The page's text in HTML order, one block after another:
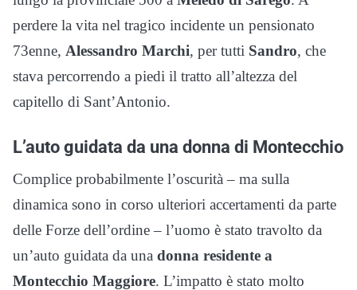
perdere la vita nel tragico incidente un pensionato
73enne, Alessandro Marchi, per tutti Sandro, che
stava percorrendo a piedi il tratto all’altezza del
capitello di Sant’Antonio.
L’auto guidata da una donna di Montecchio
Complice probabilmente l’oscurità – ma sulla
dinamica sono in corso ulteriori accertamenti da parte
delle Forze dell’ordine – l’uomo è stato travolto da
un’auto guidata da una donna residente a
Montecchio Maggiore. L’impatto è stato molto